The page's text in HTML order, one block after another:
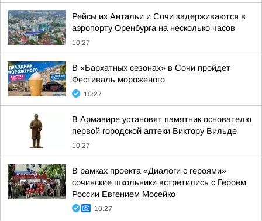
Рейсы из Антальи и Сочи задерживаются в
аэропорту Оренбурга на несколько часов
10:27
В «Бархатных сезонах» в Сочи пройдёт
Фестиваль мороженого
10:27
В Армавире установят памятник основателю
первой городской аптеки Виктору Вильде
10:27
В рамках проекта «Диалоги с героями»
сочинские школьники встретились с Героем
России Евгением Мосейко
10:27